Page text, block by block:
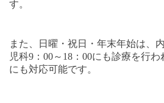
す。
また、日曜・祝日・年末年始は、
児科9 ： 00～ 18 ： 00にも診療を行わ
にも対応可能です。